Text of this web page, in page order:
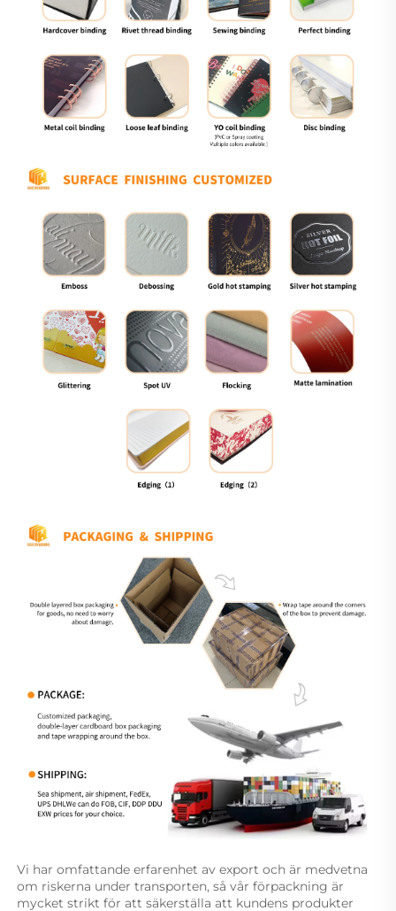
Vi har omfattande erfarenhet av export och är medvetna
om riskerna under transporten, så vår förpackning är
mycket strikt för att säkerställa att kundens produkter